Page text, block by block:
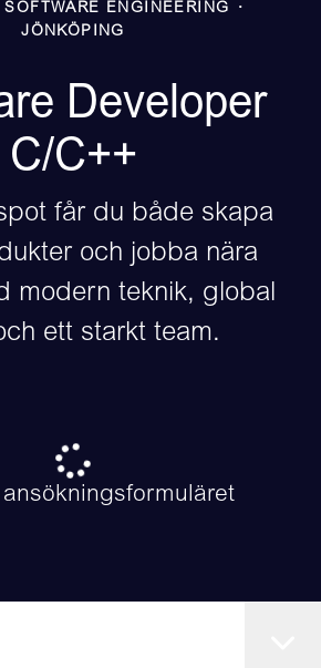
ENGINEERING
·
JÖNKÖPING
Developer
C/C++
får du både skapa
och jobba nära
modern teknik, global
ett starkt team.